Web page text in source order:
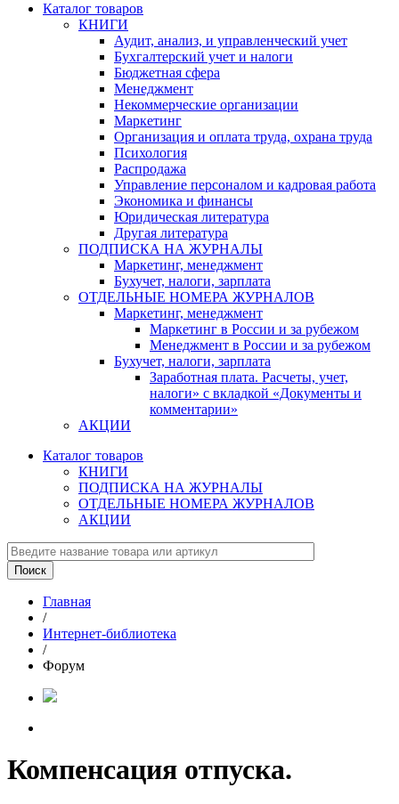
Каталог товаров
КНИГИ
Аудит, анализ, и управленческий учет
Бухгалтерский учет и налоги
Бюджетная сфера
Менеджмент
Некоммерческие организации
Маркетинг
Организация и оплата труда, охрана труда
Психология
Распродажа
Управление персоналом и кадровая работа
Экономика и финансы
Юридическая литература
Другая литература
ПОДПИСКА НА ЖУРНАЛЫ
Маркетинг, менеджмент
Бухучет, налоги, зарплата
ОТДЕЛЬНЫЕ НОМЕРА ЖУРНАЛОВ
Маркетинг, менеджмент
Маркетинг в России и за рубежом
Менеджмент в России и за рубежом
Бухучет, налоги, зарплата
Заработная плата. Расчеты, учет,
налоги» с вкладкой «Документы и
комментарии»
АКЦИИ
Каталог товаров
КНИГИ
ПОДПИСКА НА ЖУРНАЛЫ
ОТДЕЛЬНЫЕ НОМЕРА ЖУРНАЛОВ
АКЦИИ
Главная
/
Интернет-библиотека
/
Форум
Компенсация отпуска.